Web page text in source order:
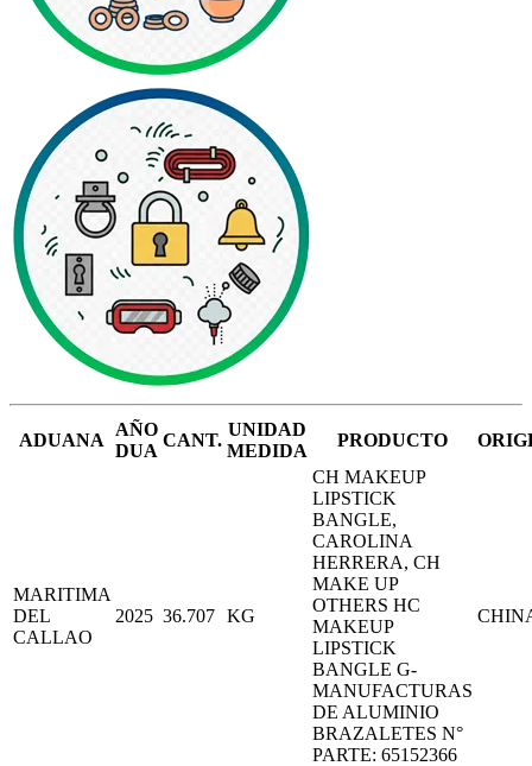
ADUANA
AÑO
DUA
CANT.
UNIDAD
MEDIDA
PRODUCTO
MARITIMA
DEL
CALLAO
2025 36.707 KG
CH MAKEUP
LIPSTICK
BANGLE,
CAROLINA
HERRERA, CH
MAKE UP
OTHERS HC
MAKEUP
LIPSTICK
BANGLE G-
MANUFACTURAS
DE ALUMINIO
BRAZALETES N°
PARTE: 65152366